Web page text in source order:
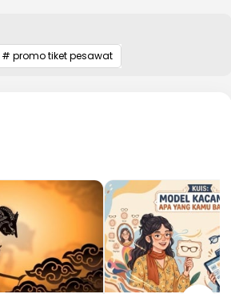
# promo tiket pesawat